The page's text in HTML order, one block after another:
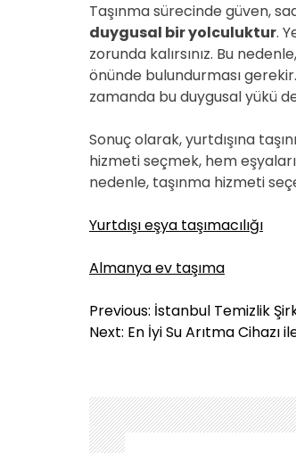
Taşınma sürecinde güven,
duygusal bir yolculuktur.
zorunda kalırsınız. Bu
önünde bulundurması
zamanda bu duygusal yükü
Sonuç olarak, yurtdışına
hizmeti seçmek, hem
nedenle, taşınma hizmeti
Yurtdışı eşya taşımacılığı
Almanya ev taşıma
Y
a
g
e
z
Previous: İstanbul Temizlik
Next: En İyi Su Arıtma Cihazı